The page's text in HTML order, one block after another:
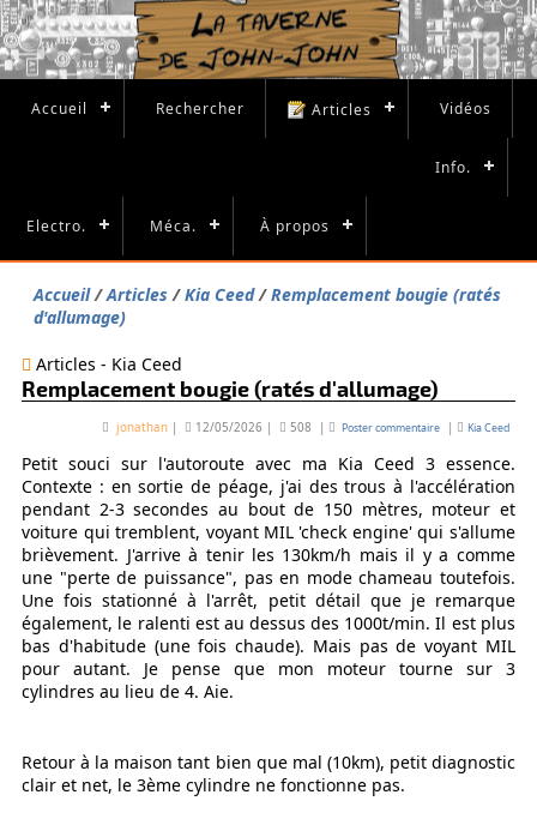
Accueil Rechercher Articles Vidéos
Info.
Electro. Méca. À propos
Accueil Articles Kia Ceed
Remplacement bougie (ratés
d'allumage)
Articles - Kia Ceed
Remplacement bougie (ratés d'allumage)
jonathan | 12/05/2026 | 508 | Poster commentaire| Kia Ceed
Petit souci sur l'autoroute avec ma Kia Ceed 3 essence.
Contexte : en sortie de péage, j'ai des trous à l'accélération
pendant 2-3 secondes au bout de 150 mètres, moteur et
voiture qui tremblent, voyant MIL 'check engine' qui s'allume
brièvement. J'arrive à tenir les 130km/h mais il y a comme
une "perte de puissance", pas en mode chameau toutefois.
Une fois stationné à l'arrêt, petit détail que je remarque
également, le ralenti est au dessus des 1000t/min. Il est plus
bas d'habitude (une fois chaude). Mais pas de voyant MIL
pour autant. Je pense que mon moteur tourne sur 3
cylindres au lieu de 4. Aie.
Retour à la maison tant bien que mal (10km), petit diagnostic
clair et net, le 3ème cylindre ne fonctionne pas.